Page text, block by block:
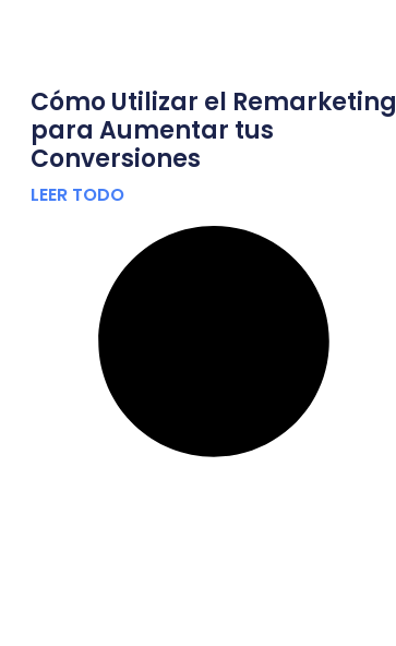
Cómo Utilizar el Remarketing
para Aumentar tus
Conversiones
LEER TODO